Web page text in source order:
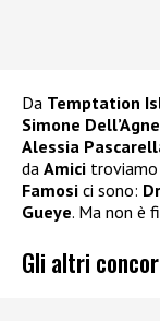
Da Temptation
Simone
Alessia
da Amici troviamo
Famosi ci sono:
Gueye. Ma non è
Gli altri